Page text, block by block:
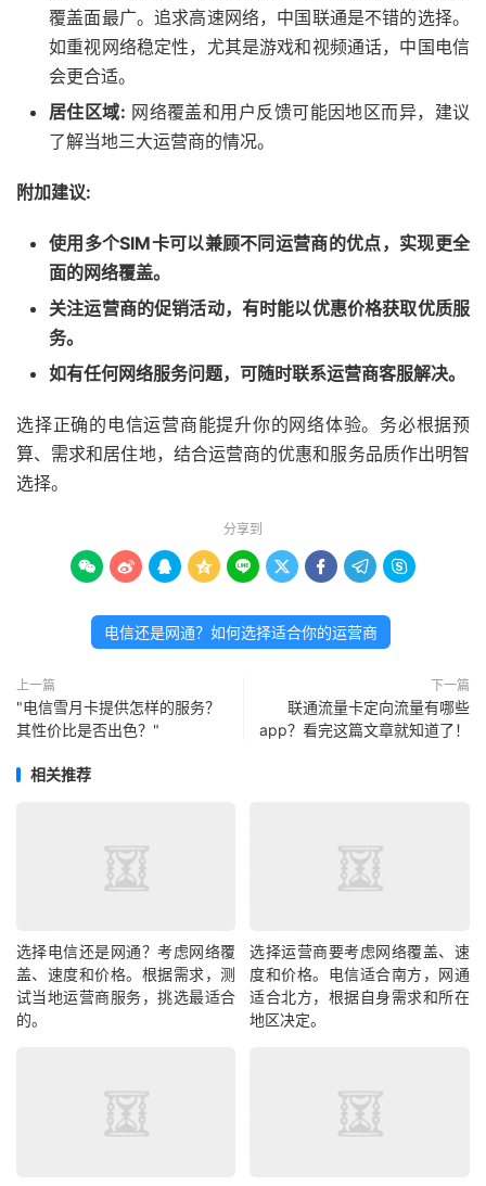
覆盖面最广。追求高速网络，中国联通是不错的选择。
如重视网络稳定性，尤其是游戏和视频通话，中国电信
会更合适。
居住区域: 网络覆盖和用户反馈可能因地区而异，建议
了解当地三大运营商的情况。
附加建议:
使用多个SIM卡可以兼顾不同运营商的优点，实现更全
面的网络覆盖。
关注运营商的促销活动，有时能以优惠价格获取优质服
务。
如有任何网络服务问题，可随时联系运营商客服解决。
选择正确的电信运营商能提升你的网络体验。务必根据预
算、需求和居住地，结合运营商的优惠和服务品质作出明智
选择。
分享到
        
电信还是网通？如何选择适合你的运营商
上一篇
"电信雪月卡提供怎样的服务？
其性价比是否出色？"
下一篇
联通流量卡定向流量有哪些
app？看完这篇文章就知道了！
相关推荐
选择电信还是网通？考虑网络覆
盖、速度和价格。根据需求，测
试当地运营商服务，挑选最适合
的。
选择运营商要考虑网络覆盖、速
度和价格。电信适合南方，网通
适合北方，根据自身需求和所在
地区决定。